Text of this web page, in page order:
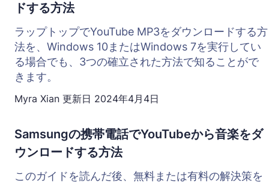
ドする方法
ラップトップでYouTube MP3をダウンロードする方
法を、Windows 10またはWindows 7を実行してい
る場合でも、3つの確立された方法で知ることがで
きます。
Myra Xian 更新日 2024年4月4日
Samsungの携帯電話でYouTubeから音楽をダ
ウンロードする方法
このガイドを読んだ後、無料または有料の解決策を